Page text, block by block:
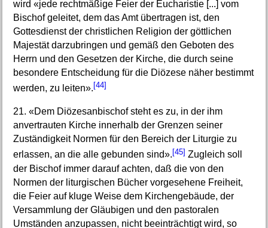
wird «jede rechtmäßige Feier der Eucharistie [...] vom
Bischof geleitet, dem das Amt übertragen ist, den
Gottesdienst der christlichen Religion der göttlichen
Majestät darzubringen und gemäß den Geboten des
Herrn und den Gesetzen der Kirche, die durch seine
besondere Entscheidung für die Diözese näher bestimmt
werden, zu leiten». [44]
21. «Dem Diözesanbischof steht es zu, in der ihm
anvertrauten Kirche innerhalb der Grenzen seiner
Zuständigkeit Normen für den Bereich der Liturgie zu
erlassen, an die alle gebunden sind».[45] Zugleich soll
der Bischof immer darauf achten, daß die von den
Normen der liturgischen Bücher vorgesehene Freiheit,
die Feier auf kluge Weise dem Kirchengebäude, der
Versammlung der Gläubigen und den pastoralen
Umständen anzupassen, nicht beeinträchtigt wird, so